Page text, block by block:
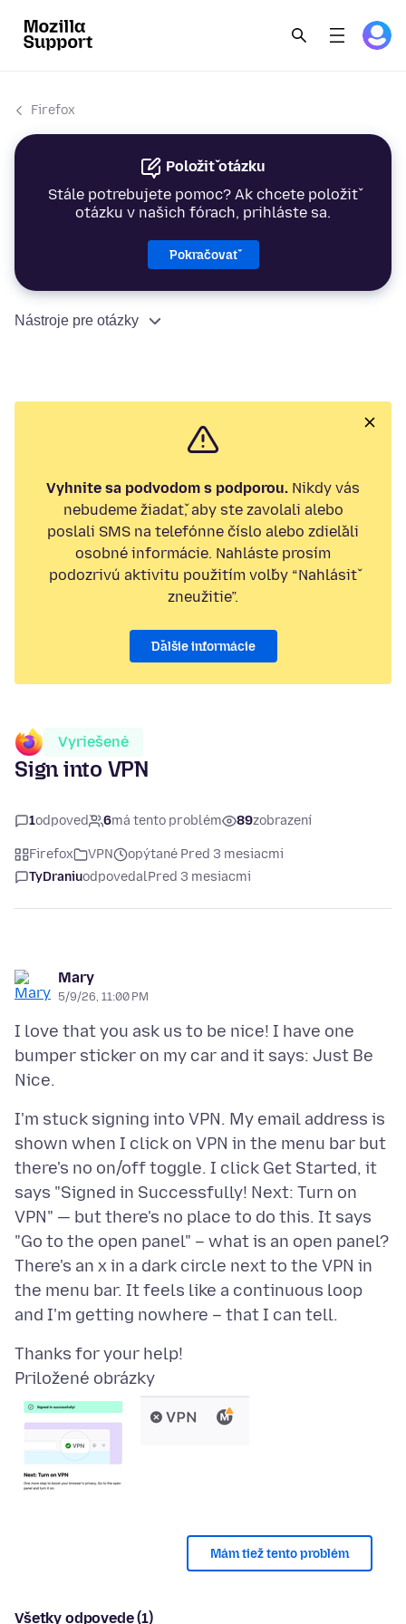
Firefox
Položiť otázku
Stále potrebujete pomoc? Ak chcete položiť
otázku v našich fórach, prihláste sa.
Pokračovať
Nástroje pre otázky
Vyhnite sa podvodom s podporou. Nikdy vás
nebudeme žiadať, aby ste zavolali alebo
poslali SMS na telefónne číslo alebo zdieľali
osobné informácie. Nahláste prosím
podozrivú aktivitu použitím voľby “Nahlásiť
zneužitie”.
Ďalšie informácie
Vyriešené
Sign into VPN
1odpoveď 6má tento problém 89zobrazení
Firefox VPN
opýtané Pred 3 mesiacmi
TyDraniuodpovedalPred 3 mesiacmi
Mary
5/9/26, 11:00 PM
I love that you ask us to be nice! I have one
bumper sticker on my car and it says: Just Be
I'm stuck signing into VPN. My email address is
shown when I click on VPN in the menu bar but
there's no on/off toggle. I click Get Started, it
says "Signed in Successfully! Next: Turn on
VPN" — but there's no place to do this. It says
"Go to the open panel" – what is an open panel?
There's an x in a dark circle next to the VPN in
the menu bar. It feels like a continuous loop
Priložené obrázky
Mám tiež tento problém
Všetky odpovede (1)